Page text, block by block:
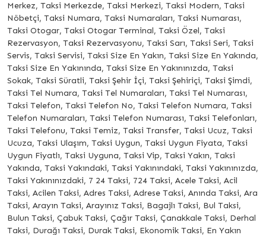
Merkez, Taksi Merkezde, Taksi Merkezi, Taksi Modern, Taksi
Nöbetçi, Taksi Numara, Taksi Numaraları, Taksi Numarası,
Taksi Otogar, Taksi Otogar Terminal, Taksi Özel, Taksi
Rezervasyon, Taksi Rezervasyonu, Taksi Sarı, Taksi Seri, Taksi
Servis, Taksi Servisi, Taksi Size En Yakın, Taksi Size En Yakında,
Taksi Size En Yakınında, Taksi Size En Yakınınızda, Taksi
Sokak, Taksi Süratli, Taksi Şehir İçi, Taksi Şehiriçi, Taksi Şimdi,
Taksi Tel Numara, Taksi Tel Numaraları, Taksi Tel Numarası,
Taksi Telefon, Taksi Telefon No, Taksi Telefon Numara, Taksi
Telefon Numaraları, Taksi Telefon Numarası, Taksi Telefonları,
Taksi Telefonu, Taksi Temiz, Taksi Transfer, Taksi Ucuz, Taksi
Ucuza, Taksi Ulaşım, Taksi Uygun, Taksi Uygun Fiyata, Taksi
Uygun Fiyatlı, Taksi Uyguna, Taksi Vip, Taksi Yakın, Taksi
Yakında, Taksi Yakındaki, Taksi Yakınındaki, Taksi Yakınınızda,
Taksi Yakınınızdaki, 7 24 Taksi, 724 Taksi, Acele Taksi, Acil
Taksi, Acilen Taksi, Adres Taksi, Adrese Taksi, Anında Taksi, Ara
Taksi, Arayın Taksi, Arayınız Taksi, Bagajlı Taksi, Bul Taksi,
Bulun Taksi, Çabuk Taksi, Çağır Taksi, Çanakkale Taksi, Derhal
Taksi, Durağı Taksi, Durak Taksi, Ekonomik Taksi, En Yakın